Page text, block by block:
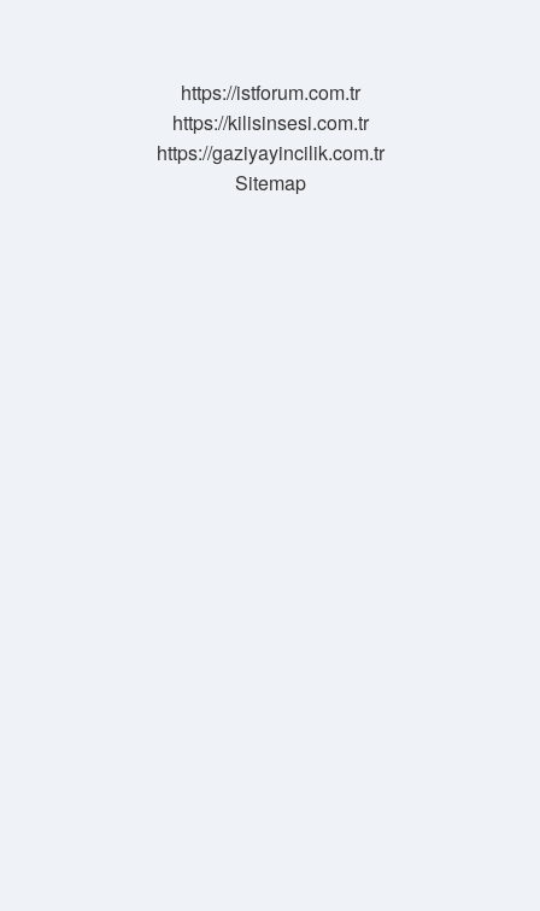
https://istforum.com.tr
https://kilisinsesi.com.tr
https://gaziyayincilik.com.tr
Sitemap